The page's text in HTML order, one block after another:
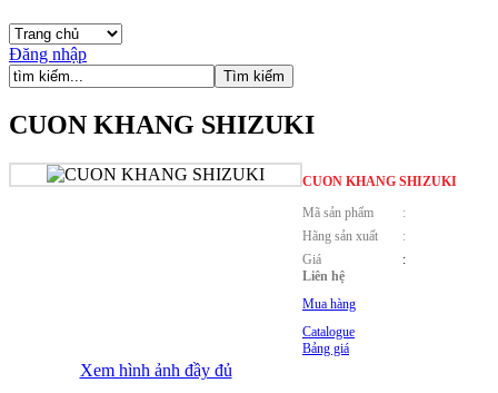
Đăng nhập
CUON KHANG SHIZUKI
CUON KHANG SHIZUKI
Mã sản phẩm
:
Hãng sản xuất
:
Giá
:
Liên hệ
Mua hàng
Catalogue
Bảng giá
Xem hình ảnh đầy đủ